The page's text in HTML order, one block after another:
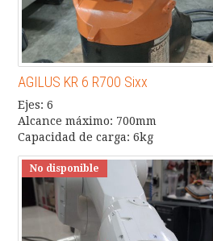
AGILUS KR 6 R700 Sixx
Ejes: 6
Alcance máximo: 700mm
Capacidad de carga: 6kg
No disponible